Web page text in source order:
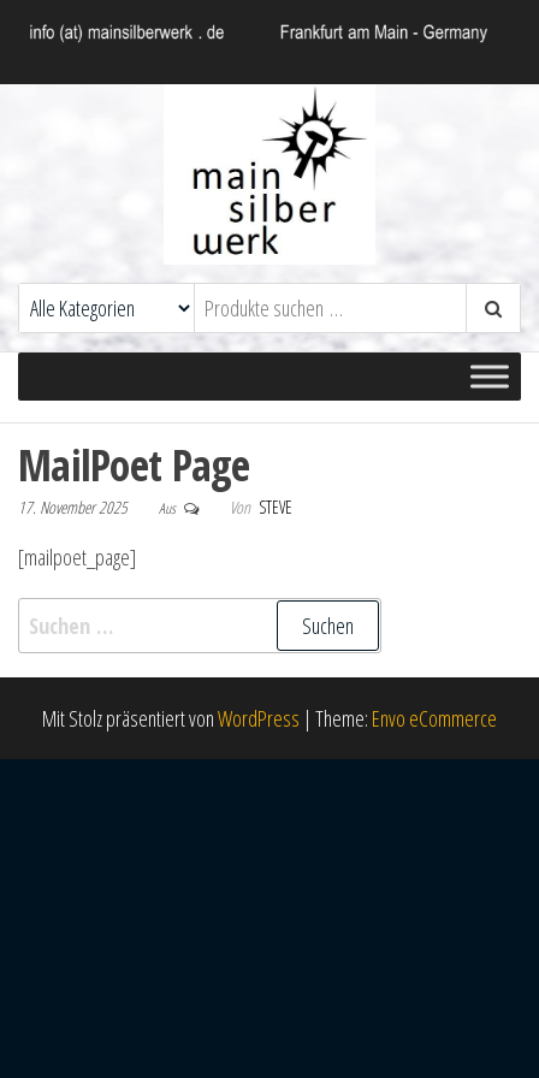
MainSilberWerk
Zeitlos elegantes Schmuckdesign aus
MailPoet Page
17. November 2025 Aus Von STEVE
[mailpoet_page]
Suchen nach:
Mit Stolz präsentiert vonWordPress | Theme: Envo eCommerce